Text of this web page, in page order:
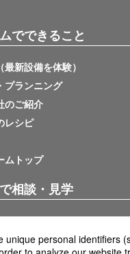
でできること
新設備を体験）
プランニング
のご紹介
レシピ
ムトップ
相談・見学
ルーム
サービス